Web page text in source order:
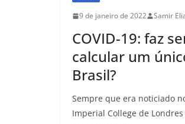
9 de janeiro de 2022 Samir
COVID-19: faz
calcular um
Brasil?
Sempre que era noticiado
Imperial College de